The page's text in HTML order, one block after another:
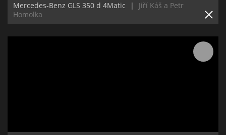
Mercedes-Benz GLS 350 d 4Matic |
Jiří Káš a Petr
Homolka